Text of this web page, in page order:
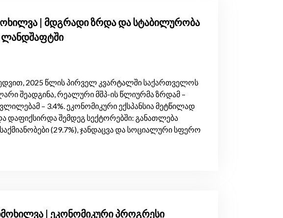
| მდგრადი ზრდა და სტაბილურობა
2025 წლის პირველ კვარტალში საქართველოს
შეადგინა, რეალური მშპ-ის წლიურმა ზრდამ –
– 3.4%. ეკონომიკური ექსპანსია მეტწილად
დაფიქსირდა შემდეგ სექტორებში: განათლება
(29.7%), ჯანდაცვა და სოციალური სფერო
| ეკონომიკური პროგრესი